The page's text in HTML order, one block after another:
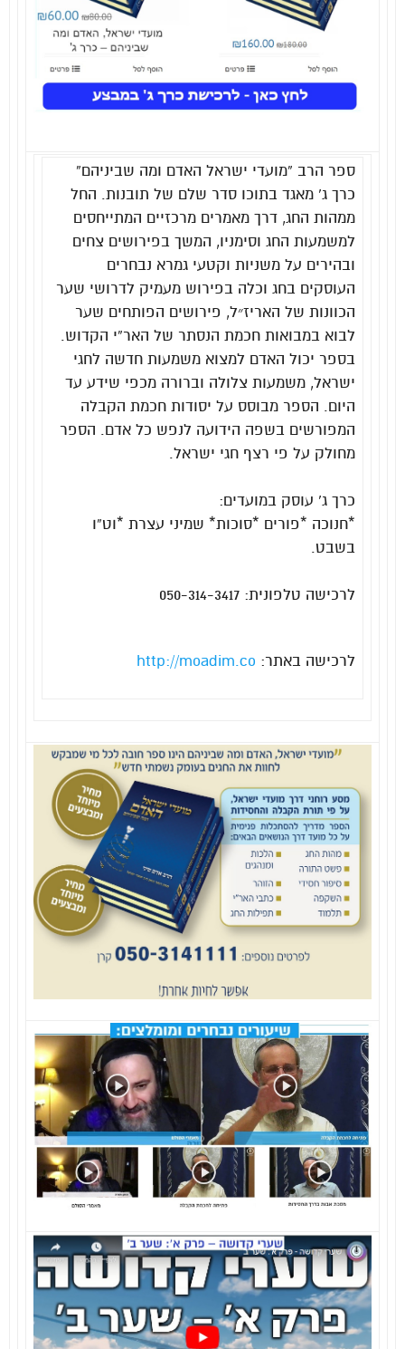
ספר הרב “מועדי ישראל האדם ומה שביניהם”
כרך ג’ מאגד בתוכו סדר שלם של תובנות. החל
ממהות החג, דרך מאמרים מרכזיים המתייחסים
למשמעות החג וסימניו, המשך בפירושים צחים
ובהירים על משניות וקטעי גמרא נבחרים
העוסקים בחג וכלה בפירוש מעמיק לדרושי שער
הכוונות של האריז״ל, פירושים הפותחים שער
לבוא במבואות חכמת הנסתר של האר”י הקדוש.
בספר יכול האדם למצוא משמעות חדשה לחגי
ישראל, משמעות צלולה וברורה מכפי שידע עד
היום. הספר מבוסס על יסודות חכמת הקבלה
המפורשים בשפה הידועה לנפש כל אדם. הספר
מחולק על פי רצף חגי ישראל.
כרך ג’ עוסק במועדים:
*חנוכה *פורים *סוכות* שמיני עצרת *וט”ו
בשבט.
לרכישה טלפונית: 050-314-3417
לרכישה באתר: http://moadim.co